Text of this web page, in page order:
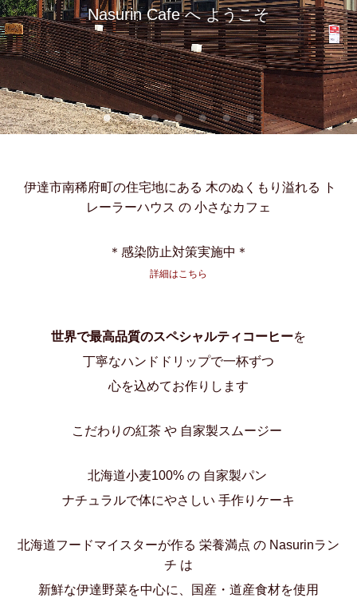
Nasurin Cafe へ ようこそ
伊達市南稀府町の住宅地にある 木のぬくもり溢れる
ト
レーラーハウス の 小さなカフェ
＊感染防止対策実施中＊
詳細はこちら
世界で最高品質のスペシャルティコーヒーを
丁寧なハンドドリップで一杯ずつ
心を込めてお作りします
こだわりの紅茶 や 自家製スムージー
北海道小麦100% の 自家製パン
ナチュラルで体にやさしい 手作りケーキ
北海道フードマイスターが作る 栄養満点 の Nasurinラン
チ は
新鮮な伊達野菜を中心に、国産・道産食材を使用